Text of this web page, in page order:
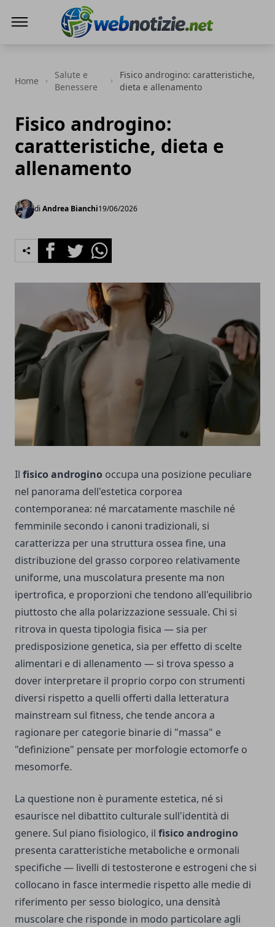
Home
Salute e
Benessere
Fisico androgino: caratteristiche,
dieta e allenamento
Fisico androgino:
caratteristiche, dieta e
allenamento
di Andrea Bianchi19/06/2026
FacebookTwitterWhatsapp
Il fisico androgino occupa una posizione peculiare
nel panorama dell'estetica corporea
contemporanea: né marcatamente maschile né
femminile secondo i canoni tradizionali, si
caratterizza per una struttura ossea fine, una
distribuzione del grasso corporeo relativamente
uniforme, una muscolatura presente ma non
ipertrofica, e proporzioni che tendono all'equilibrio
piuttosto che alla polarizzazione sessuale. Chi si
ritrova in questa tipologia fisica — sia per
predisposizione genetica, sia per effetto di scelte
alimentari e di allenamento — si trova spesso a
dover interpretare il proprio corpo con strumenti
diversi rispetto a quelli offerti dalla letteratura
mainstream sul fitness, che tende ancora a
ragionare per categorie binarie di "massa" e
"definizione" pensate per morfologie ectomorfe o
mesomorfe.
La questione non è puramente estetica, né si
esaurisce nel dibattito culturale sull'identità di
genere. Sul piano fisiologico, il fisico androgino
presenta caratteristiche metaboliche e ormonali
specifiche — livelli di testosterone e estrogeni che si
collocano in fasce intermedie rispetto alle medie di
riferimento per sesso biologico, una densità
muscolare che risponde in modo particolare agli